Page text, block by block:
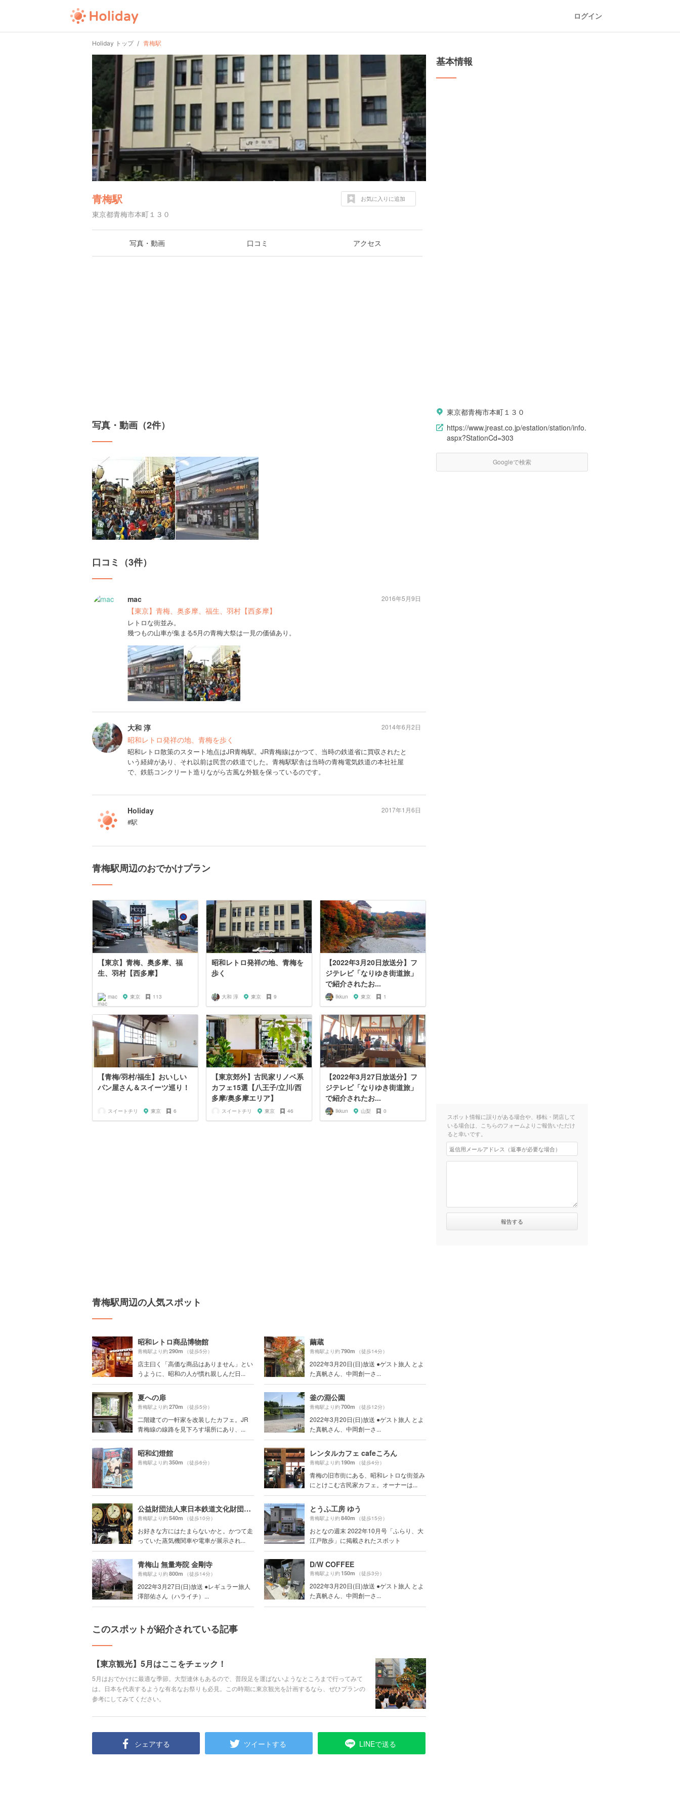
ログイン
Holiday トップ 青梅駅
青梅駅
東京都青梅市本町１３０
お気に入りに追加
写真・動画 口コミ アクセス
写真・動画（2件）
口コミ（3件）
mac
【東京】青梅、奥多摩、福生、羽村【西多摩】
レトロな街並み。
幾つもの山車が集まる5月の青梅大祭は一見の価値あり。
2016年5月9日
大和 淳
昭和レトロ発祥の地、青梅を歩く
昭和レトロ散策のスタート地点はJR青梅駅。JR青梅線はかつて、当時の鉄道省に買収されたと
いう経緯があり、それ以前は民営の鉄道でした。青梅駅駅舎は当時の青梅電気鉄道の本社社屋
で、鉄筋コンクリート造りながら古風な外観を保っているのです。
2014年6月2日
Holiday
#駅
2017年1月6日
青梅駅周辺のおでかけプラン
【東京】青梅、奥多摩、福
生、羽村【西多摩】
mac 東京 113
昭和レトロ発祥の地、青梅を
歩く
大和 淳 東京 9
【2022年3月20日放送分】フ
ジテレビ「なりゆき街道旅」
で紹介されたお...
Ikkun 東京 1
【青梅/羽村/福生】おいしい
パン屋さん＆スイーツ巡り！
スイートチリ 東京 6
【東京郊外】古民家リノベ系
カフェ15選【八王子/立川/西
多摩/奥多摩エリア】
スイートチリ 東京 46
【2022年3月27日放送分】フ
ジテレビ「なりゆき街道旅」
で紹介されたお...
Ikkun 山梨 0
青梅駅周辺の人気スポット
昭和レトロ商品博物館
青梅駅より約290m （徒歩5分）
店主曰く「高価な商品はありません」とい
うように、昭和の人が慣れ親しんだ日...
繭蔵
青梅駅より約790m （徒歩14分）
2022年3月20日(日)放送 ●ゲスト旅人 とよ
た真帆さん、中岡創一さ...
夏への扉
青梅駅より約270m （徒歩5分）
二階建ての一軒家を改装したカフェ。JR
青梅線の線路を見下ろす場所にあり、...
釜の淵公園
青梅駅より約700m （徒歩12分）
2022年3月20日(日)放送 ●ゲスト旅人 とよ
た真帆さん、中岡創一さ...
昭和幻燈館
青梅駅より約350m （徒歩6分）
レンタルカフェ cafeころん
青梅駅より約190m （徒歩4分）
青梅の旧市街にある、昭和レトロな街並み
にとけこむ古民家カフェ。オーナーは...
公益財団法人東日本鉄道文化財団青梅鉄道公園
青梅駅より約540m （徒歩10分）
お好きな方にはたまらないかと。かつて走
っていた蒸気機関車や電車が展示され...
とうふ工房 ゆう
青梅駅より約840m （徒歩15分）
おとなの週末 2022年10月号「ふらり、大
江戸散歩」に掲載されたスポット
青梅山 無量寿院 金剛寺
青梅駅より約800m （徒歩14分）
2022年3月27日(日)放送 ●レギュラー旅人
澤部佑さん（ハライチ）...
D/W COFFEE
青梅駅より約150m （徒歩3分）
2022年3月20日(日)放送 ●ゲスト旅人 とよ
た真帆さん、中岡創一さ...
このスポットが紹介されている記事
【東京観光】5月はここをチェック！
5月はおでかけに最適な季節。大型連休もあるので、普段足を運ばないようなところまで行ってみて
は。日本を代表するような有名なお祭りも必見。この時期に東京観光を計画するなら、ぜひプランの
参考にしてみてください。
シェアする ツイートする LINEで送る
基本情報
東京都青梅市本町１３０
https://www.jreast.co.jp/estation/station/info.
aspx?StationCd=303
Googleで検索
スポット情報に誤りがある場合や、移転・閉店して
いる場合は、こちらのフォームよりご報告いただけ
ると幸いです。